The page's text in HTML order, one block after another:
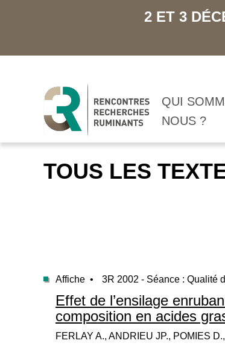
2 ET 3
QUI
NOUS ?
TOUS LES
Affiche • 3R 2002 - Séance : Qualité
Effet de l’ensilage
composition en acides
FERLAY A., ANDRIEU JP., POMIES